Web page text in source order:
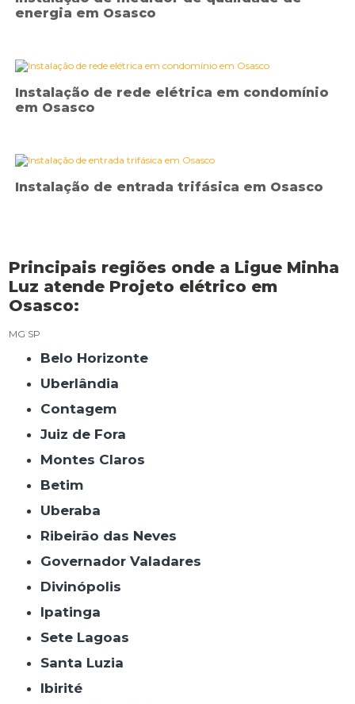
energia em Osasco
Instalação de rede elétrica em condomínio
em Osasco
Instalação de entrada trifásica em Osasco
Principais regiões onde a Ligue Minha
Luz atende Projeto elétrico em
Osasco:
MG SP
Belo Horizonte
Uberlândia
Contagem
Juiz de Fora
Montes Claros
Betim
Uberaba
Ribeirão das Neves
Governador Valadares
Divinópolis
Ipatinga
Sete Lagoas
Santa Luzia
Ibirité